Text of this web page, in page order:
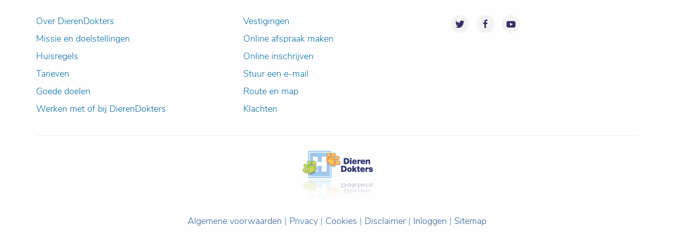
Over DierenDokters
Missie en doelstellingen
Huisregels
Tarieven
Goede doelen
Werken met of bij DierenDokters
Vestigingen
Online afspraak maken
Online inschrijven
Stuur een e-mail
Route en map
Klachten
Algemene voorwaarden | Privacy | Cookies | Disclaimer | Inloggen | Sitemap